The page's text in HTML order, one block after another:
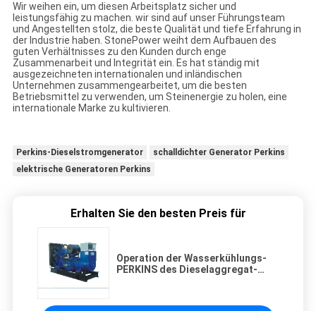
Wir weihen ein, um diesen Arbeitsplatz sicher und
leistungsfähig zu machen. wir sind auf unser Führungsteam
und Angestellten stolz, die beste Qualität und tiefe Erfahrung in
der Industrie haben. StonePower weiht dem Aufbauen des
guten Verhältnisses zu den Kunden durch enge
Zusammenarbeit und Integrität ein. Es hat ständig mit
ausgezeichneten internationalen und inländischen
Unternehmen zusammengearbeitet, um die besten
Betriebsmittel zu verwenden, um Steinenergie zu holen, eine
internationale Marke zu kultivieren.
Perkins-Dieselstromgenerator
schalldichter Generator Perkins
elektrische Generatoren Perkins
Erhalten Sie den besten Preis für
Operation der Wasserkühlungs-
PERKINS des Dieselaggregat-